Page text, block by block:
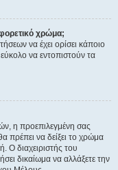
χρώμα;
να έχει ορίσει κάποιο
να εντοπιστούν τα
η προεπιλεγμένη σας
πρέπει να δείξει το χρώμα
Ο διαχειριστής του
δικαίωμα να αλλάξετε την